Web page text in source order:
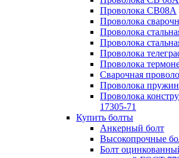
Проволока СВ08А
Проволока
Проволока
Проволока
Проволока
Проволока
Сварочная
Проволока
Проволока
17305-71
Купить болты
Анкерный болт
Высокопрочные
Болт